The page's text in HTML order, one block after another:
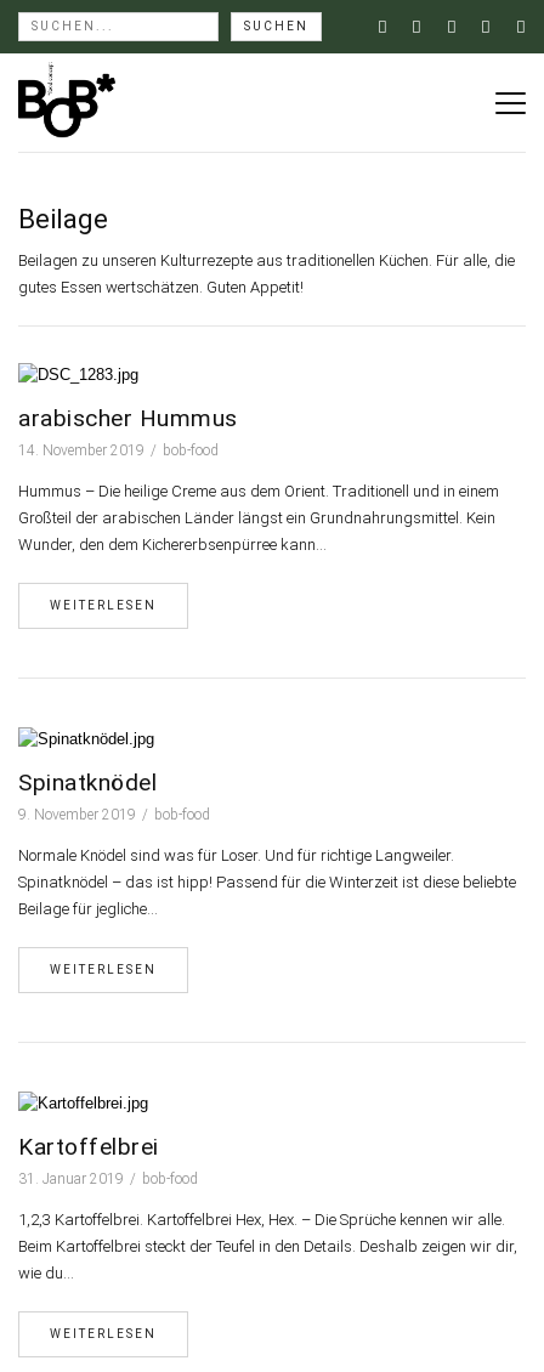
Beilage
Beilagen zu unseren Kulturrezepte aus traditionellen Küchen. Für alle, die
gutes Essen wertschätzen. Guten Appetit!
arabischer Hummus
14. November 2019 bob-food
Hummus – Die heilige Creme aus dem Orient. Traditionell und in einem
Großteil der arabischen Länder längst ein Grundnahrungsmittel. Kein
Wunder, den dem Kichererbsenpürree kann…
WEITERLESEN
Spinatknödel
9. November 2019 bob-food
Normale Knödel sind was für Loser. Und für richtige Langweiler.
Spinatknödel – das ist hipp! Passend für die Winterzeit ist diese beliebte
Beilage für jegliche…
WEITERLESEN
Kartoffelbrei
31. Januar 2019 bob-food
1,2,3 Kartoffelbrei. Kartoffelbrei Hex, Hex. – Die Sprüche kennen wir alle.
Beim Kartoffelbrei steckt der Teufel in den Details. Deshalb zeigen wir dir,
wie du…
WEITERLESEN